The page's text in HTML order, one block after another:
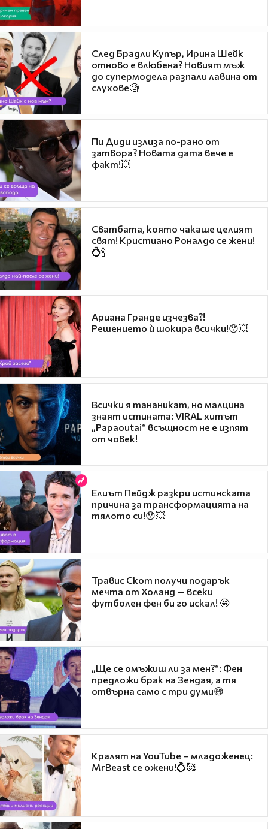
След Брадли Купър, Ирина Шейк
отново е влюбена? Новият мъж
до супермодела разпали лавина от
слухове🧐
Пи Диди излиза по-рано от
затвора? Новата дата вече е
факт!💥
Сватбата, която чакаше целият
свят! Кристиано Роналдо се жени!
💍🍾
Ариана Гранде изчезва?!
Решението ѝ шокира всички!😯💥
Всички я тананикат, но малцина
знаят истината: VIRAL хитът
„Papaoutai“ всъщност не е изпят
от човек!
Елиът Пейдж разкри истинската
причина за трансформацията на
тялото си!😯💥
Травис Скот получи подарък
мечта от Холанд — всеки
футболен фен би го искал! 🤩
„Ще се омъжиш ли за мен?“: Фен
предложи брак на Зендая, а тя
отвърна само с три думи😅
Кралят на YouTube – младоженец:
MrBeast се ожени!💍🥰